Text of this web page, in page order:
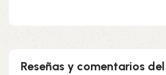
Reseñas y comentarios